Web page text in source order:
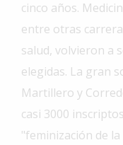
General
Ciudad
Arte
cinco años.
entre otras
salud, volvieron a
elegidas. La gran
Martillero y
casi 3000
"feminización de